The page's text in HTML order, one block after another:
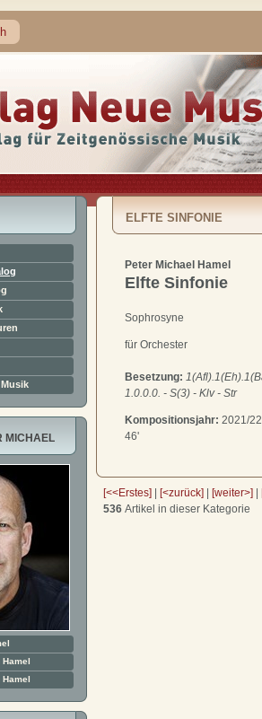
MICHAEL
Hamel
ELFTE SINFONIE
Peter Michael Hamel
Elfte Sinfonie
Sophrosyne
für Orchester
Besetzung:
1.0.0.0. - S(3) - Klv - Str
Kompositionsjahr: 2021/
46'
[<<Erstes] [<zurück] [weiter>]
536 Artikel in dieser Kategorie